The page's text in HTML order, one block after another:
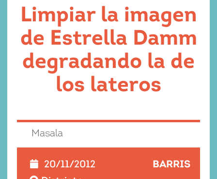
Limpiar la imagen
de Estrella Damm
degradando la de
los lateros
Masala
20/11/2012 BARRIS